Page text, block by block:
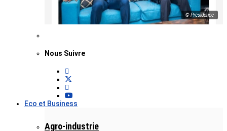
© Présidence
Nous Suivre
Eco et Business
Agro-industrie